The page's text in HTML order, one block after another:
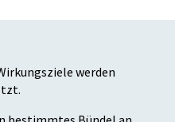
werden